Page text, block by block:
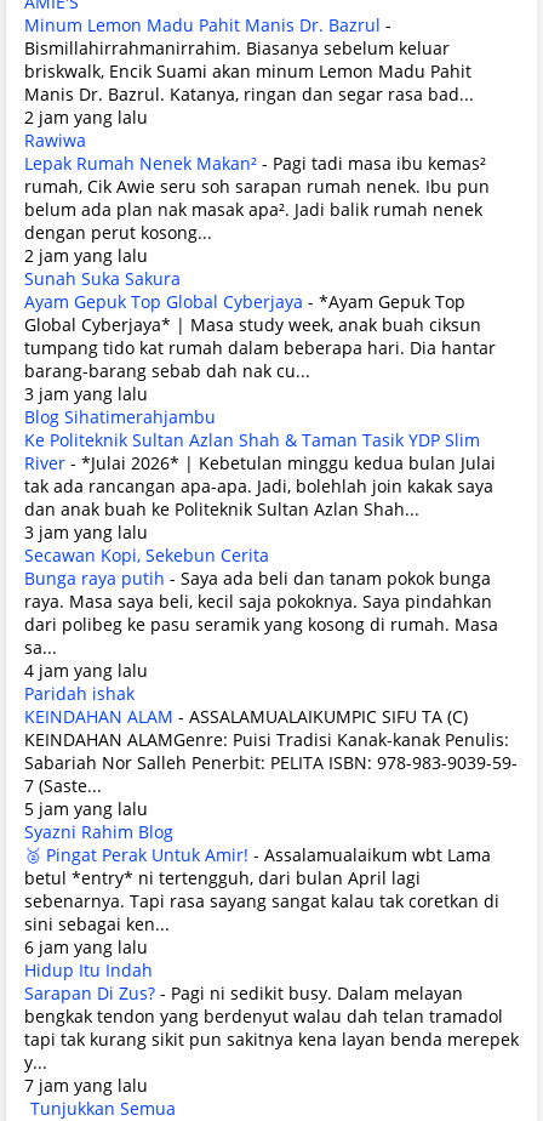
Minum Lemon Madu Pahit Manis Dr. Bazrul -
Bismillahirrahmanirrahim. Biasanya sebelum keluar
briskwalk, Encik Suami akan minum Lemon Madu Pahit
Manis Dr. Bazrul. Katanya, ringan dan segar rasa bad...
2 jam yang lalu
Rawiwa
Lepak Rumah Nenek Makan² - Pagi tadi masa ibu kemas²
rumah, Cik Awie seru soh sarapan rumah nenek. Ibu pun
belum ada plan nak masak apa². Jadi balik rumah nenek
dengan perut kosong...
2 jam yang lalu
Sunah Suka Sakura
Ayam Gepuk Top Global Cyberjaya - *Ayam Gepuk Top
Global Cyberjaya* | Masa study week, anak buah ciksun
tumpang tido kat rumah dalam beberapa hari. Dia hantar
barang-barang sebab dah nak cu...
3 jam yang lalu
Blog Sihatimerahjambu
Ke Politeknik Sultan Azlan Shah & Taman Tasik YDP Slim
River - *Julai 2026* | Kebetulan minggu kedua bulan Julai
tak ada rancangan apa-apa. Jadi, bolehlah join kakak saya
dan anak buah ke Politeknik Sultan Azlan Shah...
3 jam yang lalu
Secawan Kopi, Sekebun Cerita
Bunga raya putih - Saya ada beli dan tanam pokok bunga
raya. Masa saya beli, kecil saja pokoknya. Saya pindahkan
dari polibeg ke pasu seramik yang kosong di rumah. Masa
sa...
4 jam yang lalu
Paridah ishak
KEINDAHAN ALAM - ASSALAMUALAIKUMPIC SIFU TA (C)
KEINDAHAN ALAMGenre: Puisi Tradisi Kanak-kanak Penulis:
Sabariah Nor Salleh Penerbit: PELITA ISBN: 978-983-9039-59-
7 (Saste...
5 jam yang lalu
Syazni Rahim Blog
🥈 Pingat Perak Untuk Amir! - Assalamualaikum wbt Lama
betul *entry* ni tertengguh, dari bulan April lagi
sebenarnya. Tapi rasa sayang sangat kalau tak coretkan di
sini sebagai ken...
6 jam yang lalu
Hidup Itu Indah
Sarapan Di Zus? - Pagi ni sedikit busy. Dalam melayan
bengkak tendon yang berdenyut walau dah telan tramadol
tapi tak kurang sikit pun sakitnya kena layan benda merepek
y...
7 jam yang lalu
Tunjukkan Semua